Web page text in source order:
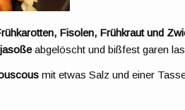
Fisolen, Frühkraut und
abgelöscht und bißfest garen
mit etwas Salz und einer